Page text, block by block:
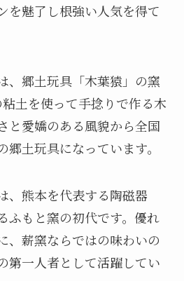
を魅了し根強い人気を得て
、郷土玩具「木葉猿」の窯
土を使って手捻りで作る木
と愛嬌のある風貌から全国
土玩具になっています。
、熊本を代表する陶磁器
ふもと窯の初代です。優れ
、薪窯ならではの味わいの
第一人者として活躍してい